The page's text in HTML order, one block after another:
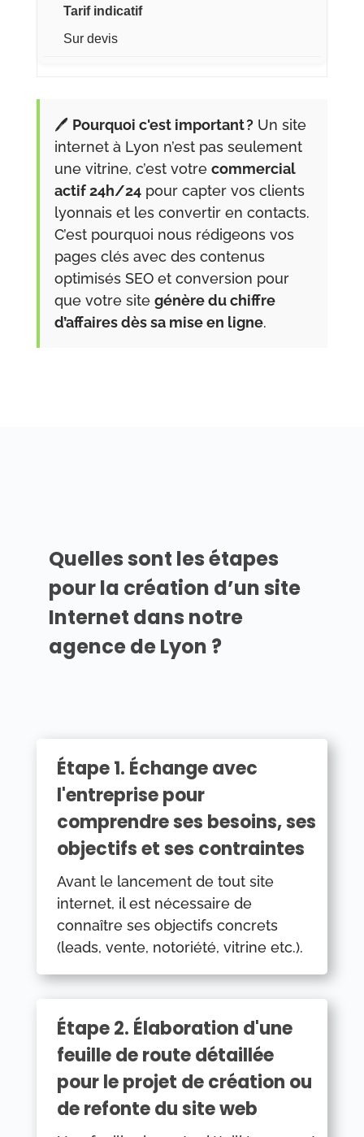
Sur devis
🖊️ Pourquoi c'est important ? Un site
internet à Lyon n’est pas seulement
une vitrine, c’est votre commercial
actif 24h/24pour capter vos clients
lyonnais et les convertir en contacts.
C’est pourquoi nous rédigeons vos
pages clés avec des contenus
optimisés SEO et conversion pour
que votre site génère du chiffre
d’affaires dès sa mise en ligne.
Quelles sont les étapes
pour la création d’un site
Internet dans notre
agence de Lyon ?
Étape 1. Échange avec
l'entreprise pour
comprendre ses besoins, ses
objectifs et ses contraintes
Avant le lancement de tout site
internet, il est nécessaire de
connaître ses objectifs concrets
(leads, vente, notoriété, vitrine etc.).
Étape 2. Élaboration d'une
feuille de route détaillée
pour le projet de création ou
de refonte du site web